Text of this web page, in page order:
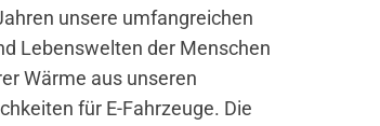
unsere umfangreichen
Lebenswelten der Menschen
Wärme aus unseren
für E-Fahrzeuge. Die